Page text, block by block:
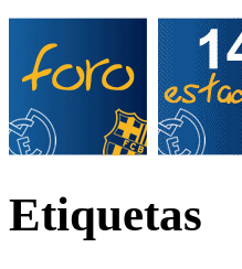
Etiquetas